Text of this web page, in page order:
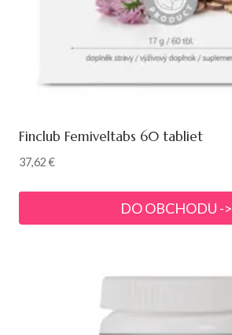
Finclub Femiveltabs 60 tabliet
37,62€
DO OBCHODU ->